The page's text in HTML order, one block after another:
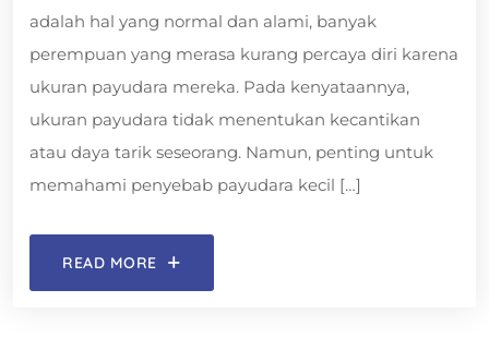
adalah hal yang normal dan alami, banyak
perempuan yang merasa kurang percaya diri karena
ukuran payudara mereka. Pada kenyataannya,
ukuran payudara tidak menentukan kecantikan
atau daya tarik seseorang. Namun, penting untuk
memahami penyebab payudara kecil […]
READ MORE